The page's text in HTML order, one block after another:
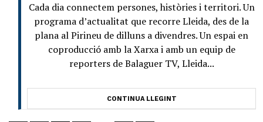
Cada dia connectem persones, històries i territori. Un
programa d’actualitat que recorre Lleida, des de la
plana al Pirineu de dilluns a divendres. Un espai en
coproducció amb la Xarxa i amb un equip de
reporters de Balaguer TV, Lleida...
CONTINUA LLEGINT